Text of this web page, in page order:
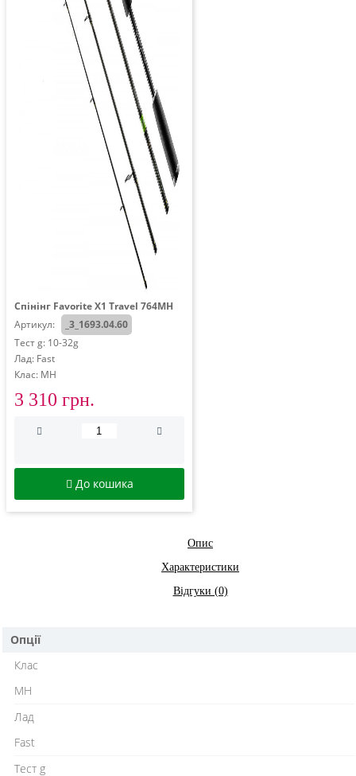
Спінінг Favorite X1 Travel 764MH
Артикул:
_3_1693.04.60
Тест g: 10-32g
Лад: Fast
Клас: MH
3 310 грн.
До кошика
Опис
Характеристики
Відгуки (0)
Опції
Клас
MH
Лад
Fast
Тест g